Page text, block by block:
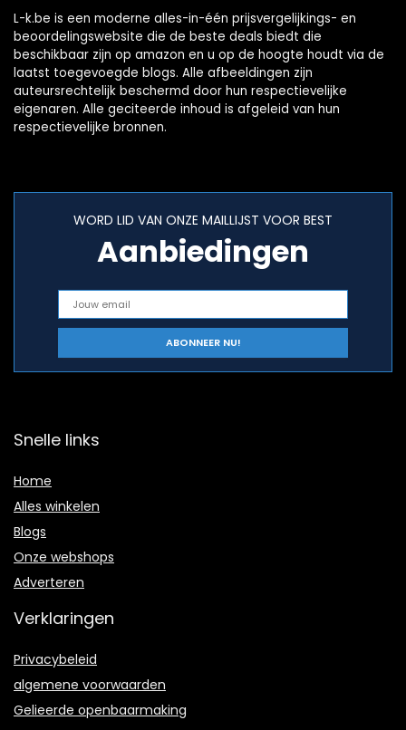
L-k.be is een moderne alles-in-één prijsvergelijkings- en
beoordelingswebsite die de beste deals biedt die
beschikbaar zijn op amazon en u op de hoogte houdt via de
laatst toegevoegde blogs. Alle afbeeldingen zijn
auteursrechtelijk beschermd door hun respectievelijke
eigenaren. Alle geciteerde inhoud is afgeleid van hun
respectievelijke bronnen.
WORD LID VAN ONZE MAILLIJST VOOR BEST
Aanbiedingen
Snelle links
Home
Alles winkelen
Blogs
Onze webshops
Adverteren
Verklaringen
Privacybeleid
algemene voorwaarden
Gelieerde openbaarmaking